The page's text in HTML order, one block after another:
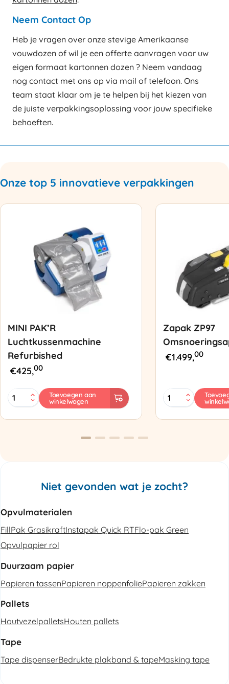
Neem Contact Op
Heb je vragen over onze stevige Amerikaanse
vouwdozen of wil je een offerte aanvragen voor uw
eigen formaat kartonnen dozen ? Neem vandaag
nog contact met ons op via mail of telefoon. Ons
team staat klaar om je te helpen bij het kiezen van
de juiste verpakkingsoplossing voor jouw specifieke
behoeften.
Onze top 5 innovatieve verpakkingen
MINI PAK’R
Luchtkussenmachine
Refurbished
€425,00
MINI
PAK'R
Refurbished
Toevoegen aan
winkelwagen
Zapak ZP97
€1.499,00
Zapak
ZP97
aantal
Niet gevonden wat je zocht?
Opvulmaterialen
FillPak GrasikraftInstapak Quick RTFlo-pak Green
Opvulpapier rol
Duurzaam papier
Papieren tassenPapieren noppenfoliePapieren zakken
Pallets
HoutvezelpalletsHouten pallets
Tape
Tape dispenserBedrukte plakband & tapeMasking tape